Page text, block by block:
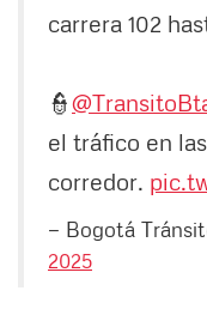
carrera 102
👮
el tráfico en
corredor.
— Bogotá
2025